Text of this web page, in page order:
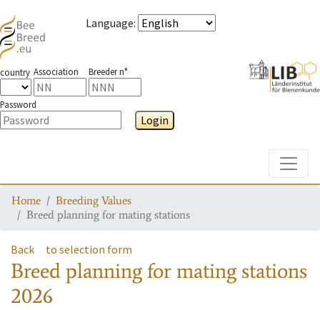
Language:
country Association Breeder n°
Password
Login
Home
Breeding Values
Breed planning for mating stations
Back to selection form
Breed planning for mating stations
2026